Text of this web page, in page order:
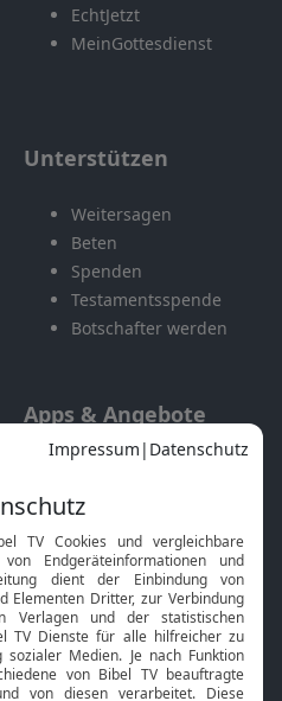
EchtJetzt
MeinGottesdienst
Unterstützen
Weitersagen
Beten
Spenden
Testamentsspende
Botschafter werden
Apps & Angebote
Mobile App
Smart TV
HbbTV
Bibelthek Online-Bibel
Nächster Gottesdienst